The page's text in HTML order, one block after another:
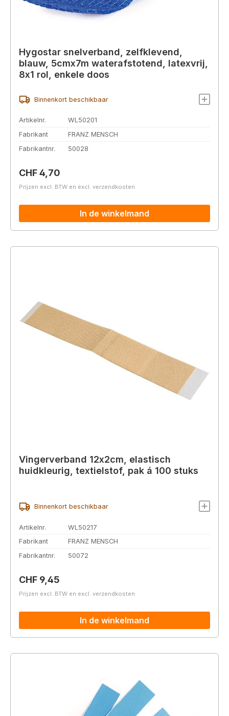
Hygostar snelverband, zelfklevend,
blauw, 5cmx7m waterafstotend, latexvrij,
8x1 rol, enkele doos
Binnenkort beschikbaar
Artikelnr.
WL50201
Fabrikant
FRANZ MENSCH
Fabrikantnr.
50028
Normale prijs:
CHF 4,70
Prijzen excl. BTW en excl. verzendkosten
In de winkelmand
Vingerverband 12x2cm, elastisch
huidkleurig, textielstof, pak á 100 stuks
Binnenkort beschikbaar
Artikelnr.
WL50217
Fabrikant
FRANZ MENSCH
Fabrikantnr.
50072
Normale prijs:
CHF 9,45
Prijzen excl. BTW en excl. verzendkosten
In de winkelmand